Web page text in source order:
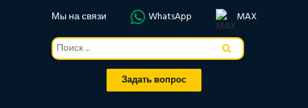
Мы на связи
WhatsApp MAX
Задать вопрос